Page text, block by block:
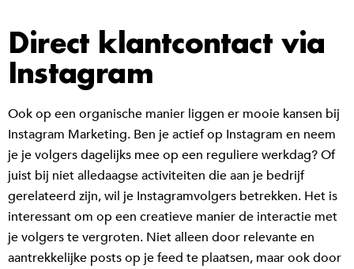
Direct klantcontact via
Instagram
Ook op een organische manier liggen er mooie kansen bij
Instagram Marketing. Ben je actief op Instagram en neem
je je volgers dagelijks mee op een reguliere werkdag? Of
juist bij niet alledaagse activiteiten die aan je bedrijf
gerelateerd zijn, wil je Instagramvolgers betrekken. Het is
interessant om op een creatieve manier de interactie met
je volgers te vergroten. Niet alleen door relevante en
aantrekkelijke posts op je feed te plaatsen, maar ook door